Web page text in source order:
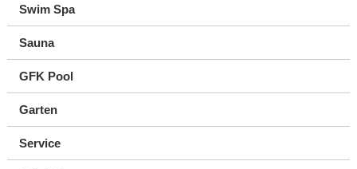
Swim Spa
Sauna
GFK Pool
Garten
Service